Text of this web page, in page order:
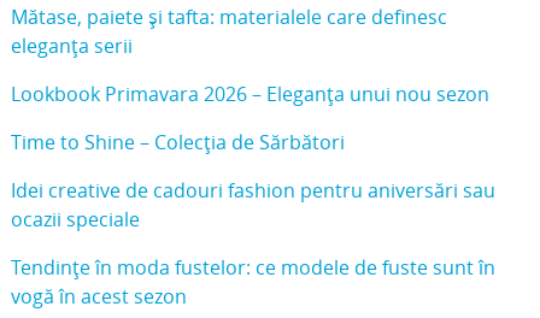
Mătase, paiete și tafta: materialele care definesc
eleganța serii
Lookbook Primavara 2026 – Eleganța unui nou sezon
Time to Shine – Colecția de Sărbători
Idei creative de cadouri fashion pentru aniversări sau
ocazii speciale
Tendințe în moda fustelor: ce modele de fuste sunt în
vogă în acest sezon